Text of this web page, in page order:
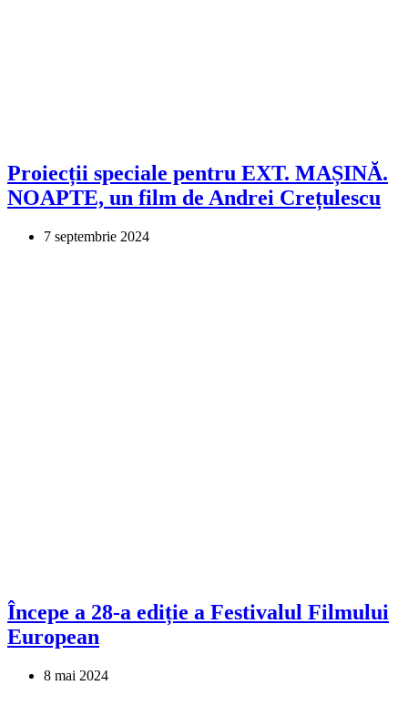
Proiecții speciale pentru EXT. MAȘINĂ.
NOAPTE, un film de Andrei Crețulescu
7 septembrie 2024
Începe a 28-a ediție a Festivalul Filmului
European
8 mai 2024